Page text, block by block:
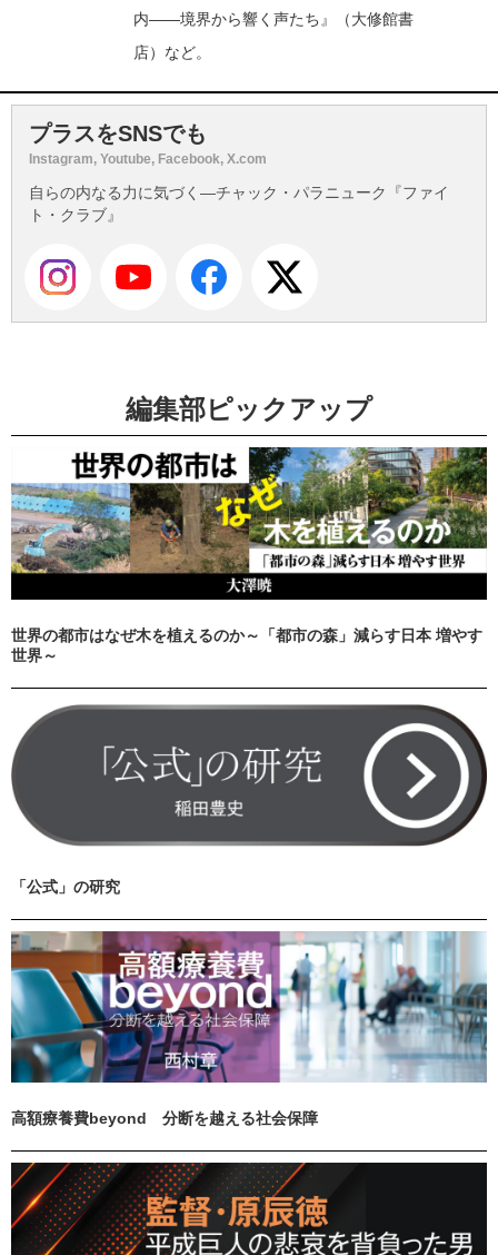
内――境界から響く声たち』（大修館書
店）など。
プラスをSNSでも
Instagram, Youtube, Facebook, X.com
自らの内なる力に気づく―チャック・パラニューク『ファイ
ト・クラブ』
編集部ピックアップ
世界の都市はなぜ木を植えるのか～「都市の森」減らす日本 増やす
世界～
「公式」の研究
高額療養費beyond 分断を越える社会保障